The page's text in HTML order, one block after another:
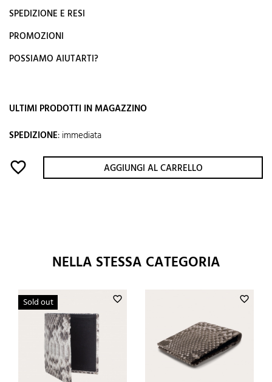
SPEDIZIONE E RESI
PROMOZIONI
POSSIAMO AIUTARTI?
ULTIMI PRODOTTI IN MAGAZZINO
SPEDIZIONE: immediata
favorite_border AGGIUNGI AL CARRELLO
NELLA STESSA CATEGORIA
favorite_border
Sold out favorite_border